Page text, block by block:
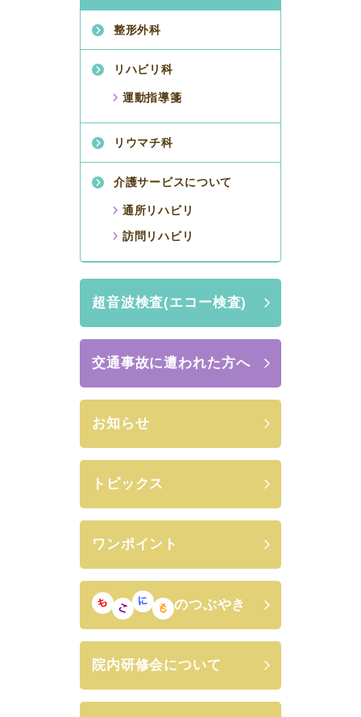
整形外科
リハビリ科
運動指導箋
リウマチ科
介護サービスについて
通所リハビリ
訪問リハビリ
超音波検査(エコー検査)
交通事故に遭われた方へ
お知らせ
トピックス
ワンポイント
のつぶやき
院内研修会について